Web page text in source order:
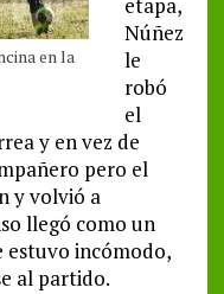
en la
etapa,
Núñez
le
robó
el
y en vez de
pero el
y volvió a
llegó como un
estuvo incómodo,
al partido.